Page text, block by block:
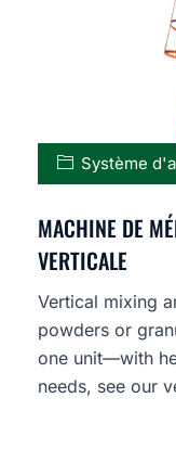
Système
MACHINE DE
VERTICALE
Vertical mixing
powders or
one unit—with
needs, see our